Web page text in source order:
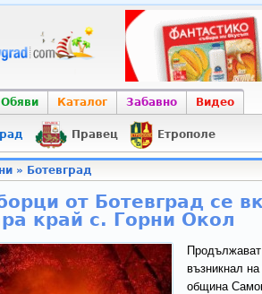
Обяви Каталог Забавно Видео
Правец Етрополе
» Ботевград
от Ботевград се
край с. Горни Окол
Продължават
възникнал
община